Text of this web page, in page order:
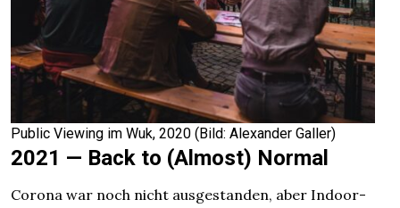
Public Viewing im Wuk, 2020 (Bild: Alexander Galler)
2021 — Back to (Almost) Normal
Corona war noch nicht ausgestanden, aber Indoor-